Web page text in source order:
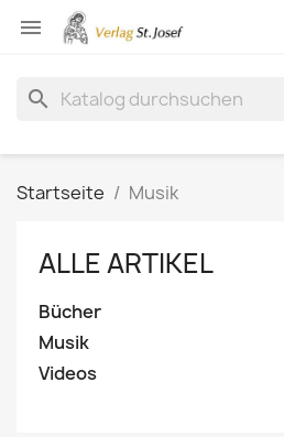

search
Startseite Musik
ALLE ARTIKEL
Bücher
Musik
Videos